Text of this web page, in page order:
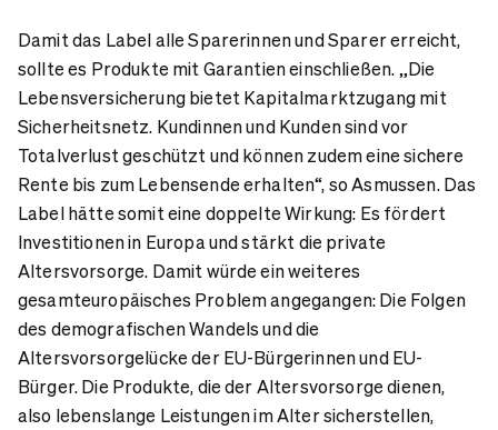
Damit das Label alle Sparerinnen und Sparer erreicht,
sollte es Produkte mit Garantien einschließen. „Die
Lebensversicherung bietet Kapitalmarktzugang mit
Sicherheitsnetz. Kundinnen und Kunden sind vor
Totalverlust geschützt und können zudem eine sichere
Rente bis zum Lebensende erhalten“, so Asmussen. Das
Label hätte somit eine doppelte Wirkung: Es fördert
Investitionen in Europa und stärkt die private
Altersvorsorge. Damit würde ein weiteres
gesamteuropäisches Problem angegangen: Die Folgen
des demografischen Wandels und die
Altersvorsorgelücke der EU-Bürgerinnen und EU-
Bürger. Die Produkte, die der Altersvorsorge dienen,
also lebenslange Leistungen im Alter sicherstellen,